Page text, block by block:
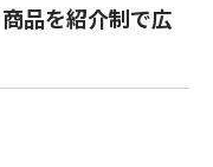
品を紹介制で広